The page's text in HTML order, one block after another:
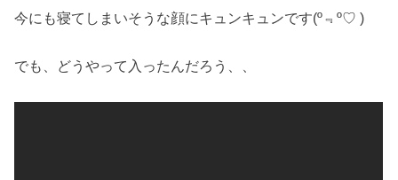
今にも寝てしまいそうな顔にキュンキュンです(º﹃º♡ )
でも、どうやって入ったんだろう、、